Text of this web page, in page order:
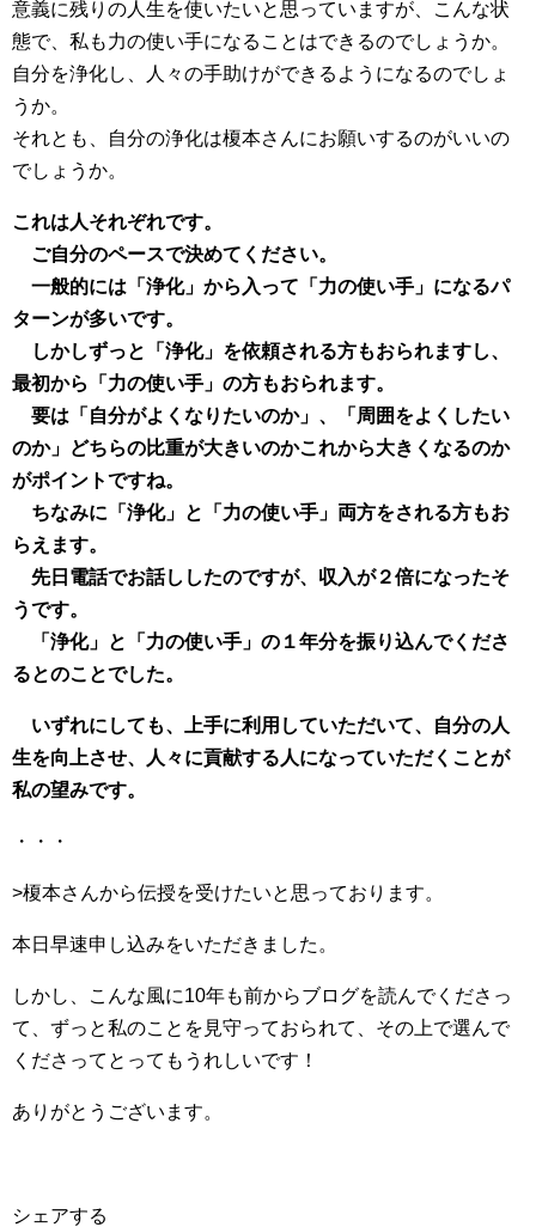
意義に残りの人生を使いたいと思っていますが、こんな状
態で、私も力の使い手になることはできるのでしょうか。
自分を浄化し、人々の手助けができるようになるのでしょ
うか。
それとも、自分の浄化は榎本さんにお願いするのがいいの
でしょうか。
これは人それぞれです。
ご自分のペースで決めてください。
一般的には「浄化」から入って「力の使い手」になるパ
ターンが多いです。
しかしずっと「浄化」を依頼される方もおられますし、
最初から「力の使い手」の方もおられます。
要は「自分がよくなりたいのか」、「周囲をよくしたい
のか」どちらの比重が大きいのかこれから大きくなるのか
がポイントですね。
ちなみに「浄化」と「力の使い手」両方をされる方もお
らえます。
先日電話でお話ししたのですが、収入が２倍になったそ
うです。
「浄化」と「力の使い手」の１年分を振り込んでくださ
るとのことでした。
いずれにしても、上手に利用していただいて、自分の人
生を向上させ、人々に貢献する人になっていただくことが
私の望みです。
・・・
>榎本さんから伝授を受けたいと思っております。
本日早速申し込みをいただきました。
しかし、こんな風に10年も前からブログを読んでくださっ
て、ずっと私のことを見守っておられて、その上で選んで
くださってとってもうれしいです！
ありがとうございます。
シェアする